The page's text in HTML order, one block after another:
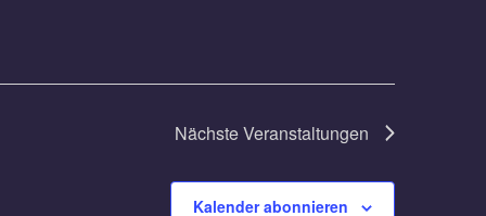
NächsteVeranstaltungen
Kalender abonnieren